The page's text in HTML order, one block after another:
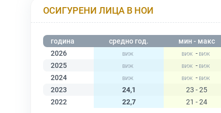
ОСИГУРЕНИ ЛИЦА В НОИ
година средно год. мин - макс
2026
-
2025
-
2024
-
2023
24,1 23 - 25
2022
22,7 21 - 24